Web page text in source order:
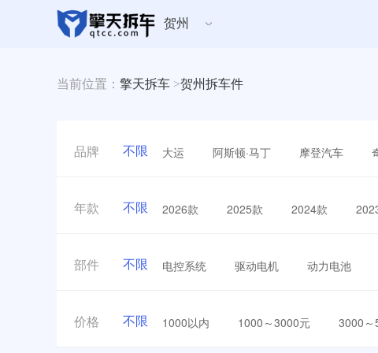
贺州
当前位置： 擎天拆车 >贺州拆车件
品牌 不限 大运 阿斯顿·马丁 摩登汽车
年款 不限 2026款 2025款 2024款
部件 不限 电控系统 驱动电机 动力电池
价格 不限 1000以内 1000～3000元 3000